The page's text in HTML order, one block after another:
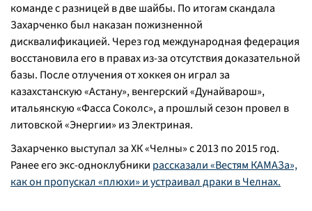
команде с разницей в две шайбы. По итогам скандала
Захарченко был наказан пожизненной
дисквалификацией. Через год международная федерация
восстановила его в правах из-за отсутствия доказательной
базы. После отлучения от хоккея он играл за
казахстанскую «Астану», венгерский «Дунайварош»,
итальянскую «Фасса Соколс», а прошлый сезон провел в
литовской «Энергии» из Электриная.
Захарченко выступал за ХК «Челны» с 2013 по 2015 год.
Ранее его экс-одноклубники рассказали «Вестям КАМАЗа»,
как он пропускал «плюхи» и устраивал драки в Челнах.